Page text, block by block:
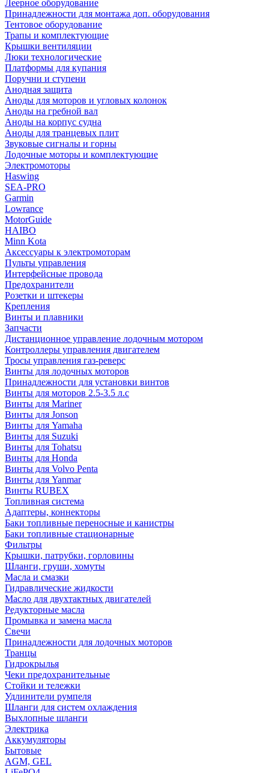
Леерное оборудование
Принадлежности для монтажа доп. оборудования
Тентовое оборудование
Трапы и комплектующие
Крышки вентиляции
Люки технологические
Платформы для купания
Поручни и ступени
Анодная защита
Аноды для моторов и угловых колонок
Аноды на гребной вал
Аноды на корпус судна
Аноды для транцевых плит
Звуковые сигналы и горны
Лодочные моторы и комплектующие
Электромоторы
Haswing
SEA-PRO
Garmin
Lowrance
MotorGuide
HAIBO
Minn Kota
Аксессуары к электромоторам
Пульты управления
Интерфейсные провода
Предохранители
Розетки и штекеры
Крепления
Винты и плавники
Запчасти
Дистанционное управление лодочным мотором
Контроллеры управления двигателем
Тросы управления газ-реверс
Винты для лодочных моторов
Принадлежности для установки винтов
Винты для моторов 2.5-3.5 л.с
Винты для Mariner
Винты для Jonson
Винты для Yamaha
Винты для Suzuki
Винты для Tohatsu
Винты для Honda
Винты для Volvo Penta
Винты для Yanmar
Винты RUBEX
Топливная система
Адаптеры, коннекторы
Баки топливные переносные и канистры
Баки топливные стационарные
Фильтры
Крышки, патрубки, горловины
Шланги, груши, хомуты
Масла и смазки
Гидравлические жидкости
Масло для двухтактных двигателей
Редукторные масла
Промывка и замена масла
Свечи
Принадлежности для лодочных моторов
Транцы
Гидрокрылья
Чеки предохранительные
Стойки и тележки
Удлинители румпеля
Шланги для систем охлаждения
Выхлопные шланги
Электрика
Аккумуляторы
Бытовые
AGM, GEL